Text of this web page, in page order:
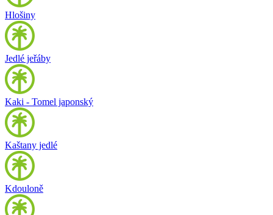
Hlošiny
Jedlé jeřáby
Kaki - Tomel japonský
Kaštany jedlé
Kdouloně